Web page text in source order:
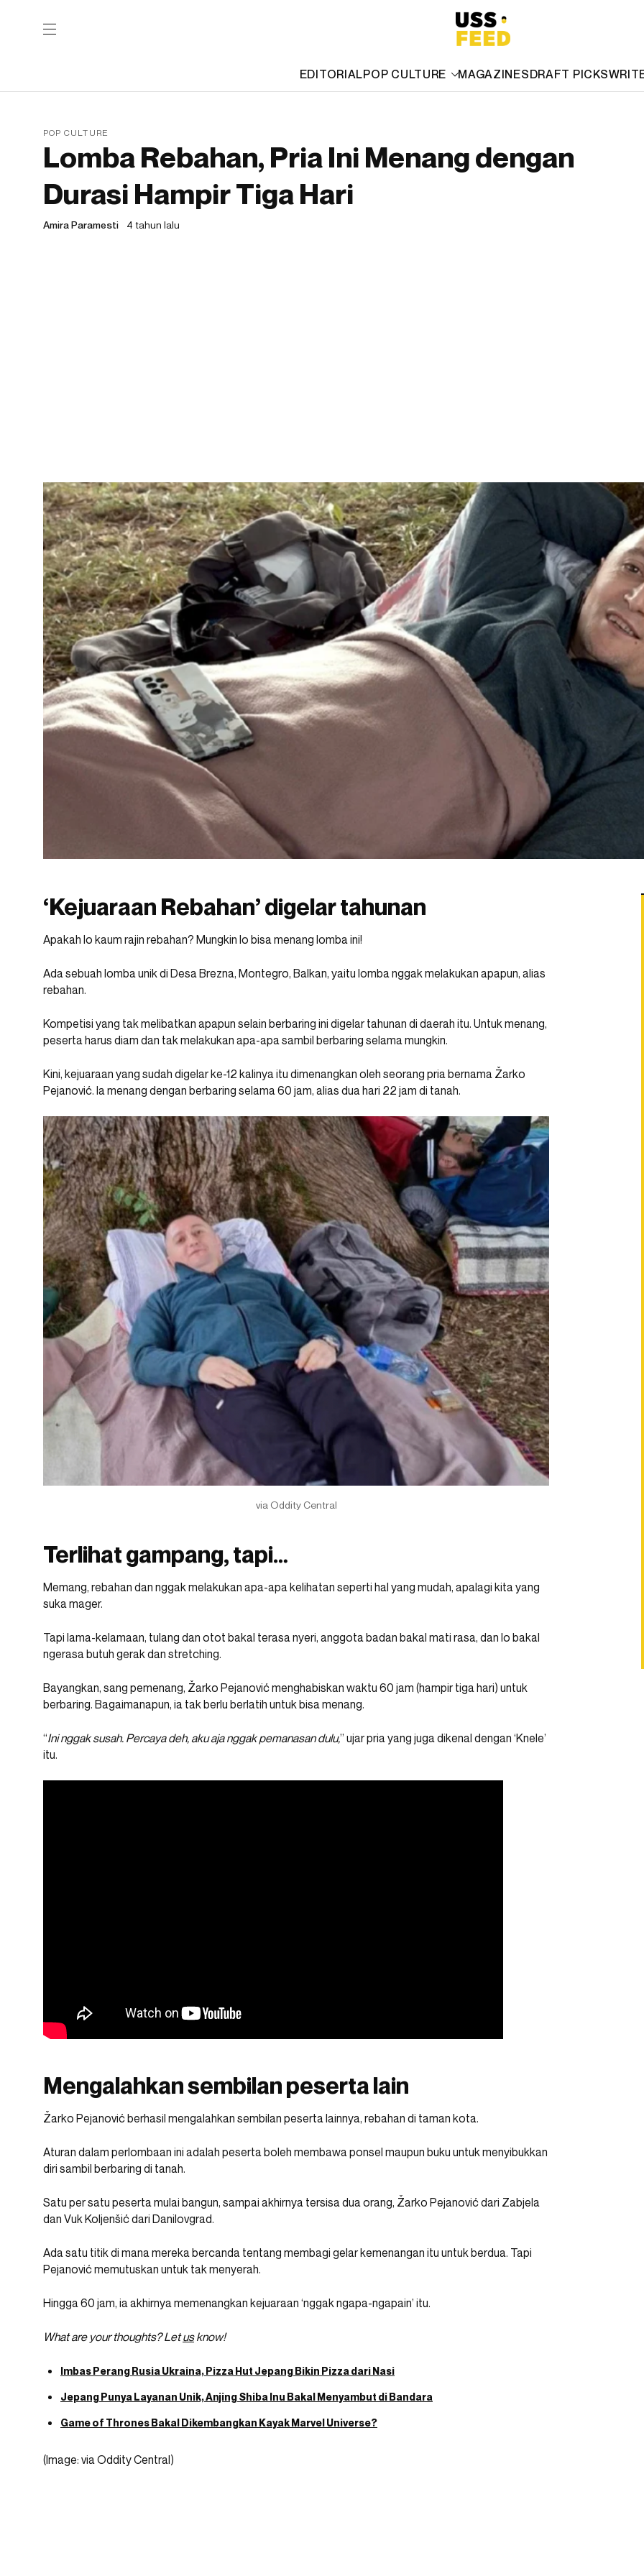
EDITORIALPOP CULTURE MAGAZINESDRAFT PICKS
POP CULTURE
Lomba Rebahan, Pria Ini Menang dengan
Durasi Hampir Tiga Hari
Amira Paramesti 4 tahun lalu
‘Kejuaraan Rebahan’ digelar tahunan
Apakah lo kaum rajin rebahan? Mungkin lo bisa menang lomba ini!
Ada sebuah lomba unik di Desa Brezna, Montegro, Balkan, yaitu lomba nggak melakukan apapun, alias
rebahan.
Kompetisi yang tak melibatkan apapun selain berbaring ini digelar tahunan di daerah itu. Untuk menang,
peserta harus diam dan tak melakukan apa-apa sambil berbaring selama mungkin.
Kini, kejuaraan yang sudah digelar ke-12 kalinya itu dimenangkan oleh seorang pria bernama Žarko
Pejanović. Ia menang dengan berbaring selama 60 jam, alias dua hari 22 jam di tanah.
via Oddity Central
Terlihat gampang, tapi…
Memang, rebahan dan nggak melakukan apa-apa kelihatan seperti hal yang mudah, apalagi kita yang
suka mager.
Tapi lama-kelamaan, tulang dan otot bakal terasa nyeri, anggota badan bakal mati rasa, dan lo bakal
ngerasa butuh gerak dan stretching.
Bayangkan, sang pemenang, Žarko Pejanović menghabiskan waktu 60 jam (hampir tiga hari) untuk
berbaring. Bagaimanapun, ia tak berlu berlatih untuk bisa menang.
“Ini nggak susah. Percaya deh, aku aja nggak pemanasan dulu,” ujar pria yang juga dikenal dengan ‘Knele’
itu.
Mengalahkan sembilan peserta lain
Žarko Pejanović berhasil mengalahkan sembilan peserta lainnya, rebahan di taman kota.
Aturan dalam perlombaan ini adalah peserta boleh membawa ponsel maupun buku untuk menyibukkan
diri sambil berbaring di tanah.
Satu per satu peserta mulai bangun, sampai akhirnya tersisa dua orang, Žarko Pejanović dari Zabjela
dan Vuk Koljenšić dari Danilovgrad.
Ada satu titik di mana mereka bercanda tentang membagi gelar kemenangan itu untuk berdua. Tapi
Pejanović memutuskan untuk tak menyerah.
Hingga 60 jam, ia akhirnya memenangkan kejuaraan ‘nggak ngapa-ngapain’ itu.
What are your thoughts? Letusknow!
Imbas Perang Rusia Ukraina, Pizza Hut Jepang Bikin Pizza dari Nasi
Jepang Punya Layanan Unik, Anjing Shiba Inu Bakal Menyambut di Bandara
Game of Thrones Bakal Dikembangkan Kayak Marvel Universe?
(Image: via Oddity Central)